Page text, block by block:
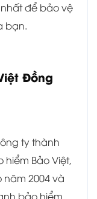
để bảo vệ
bạn.
Đồng
ty thành
hiểm Bảo Việt,
2004 và
bảo hiểm